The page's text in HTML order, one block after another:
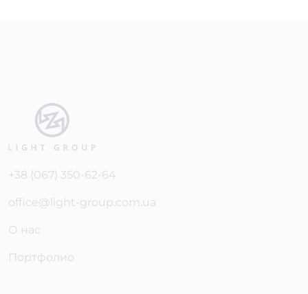
+38 (067) 350-62-64
office@light-group.com.ua
О нас
Портфолио